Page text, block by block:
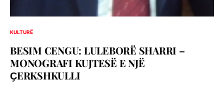
KULTURË
BESIM CENGU: LULEBORË SHARRI –
MONOGRAFI KUJTESË E NJË
ҪERKSHKULLI